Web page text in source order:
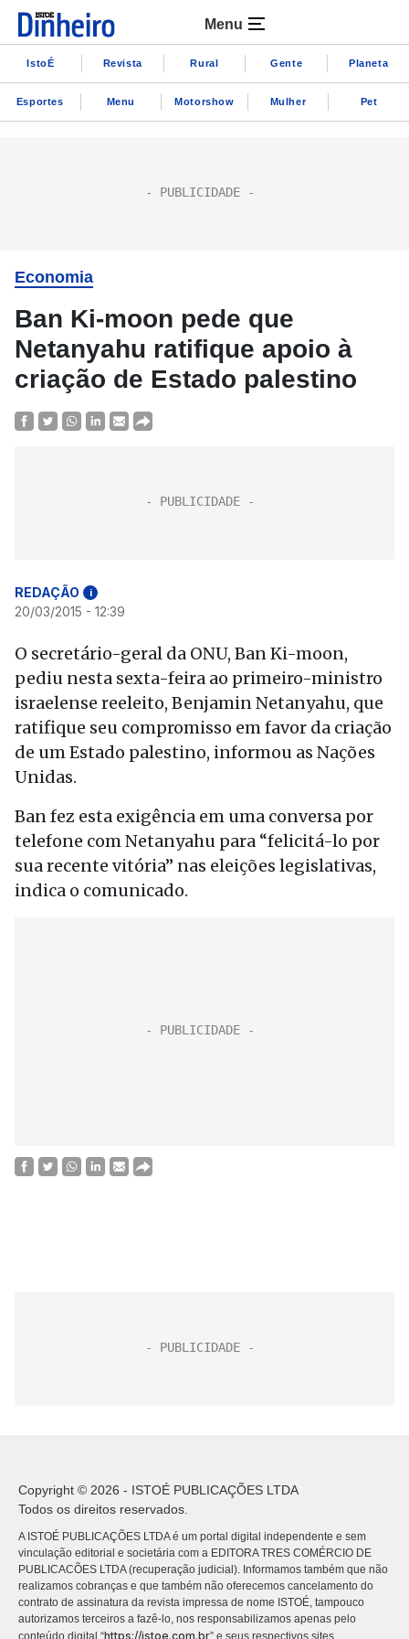
Menu
IstoÉ Revista Rural Gente Planeta
Esportes Menu Motorshow Mulher Pet
Economia
Ban Ki-moon pede que
Netanyahu ratifique apoio à
criação de Estado palestino
REDAÇÃO i
20/03/2015 - 12:39
O secretário-geral da ONU, Ban Ki-moon,
pediu nesta sexta-feira ao primeiro-ministro
israelense reeleito, Benjamin Netanyahu, que
ratifique seu compromisso em favor da criação
de um Estado palestino, informou as Nações
Unidas.
Ban fez esta exigência em uma conversa por
telefone com Netanyahu para “felicitá-lo por
sua recente vitória” nas eleições legislativas,
indica o comunicado.
Copyright © 2026 - ISTOÉ PUBLICAÇÕES LTDA
Todos os direitos reservados.
A ISTOÉ PUBLICAÇÕES LTDA é um portal digital independente e sem
vinculação editorial e societária com a EDITORA TRES COMÉRCIO DE
PUBLICACÕES LTDA (recuperação judicial). Informamos também que não
realizamos cobranças e que também não oferecemos cancelamento do
contrato de assinatura da revista impressa de nome ISTOÉ, tampouco
autorizamos terceiros a fazê-lo, nos responsabilizamos apenas pelo
conteúdo digital “https://istoe.com.br” e seus respectivos sites.